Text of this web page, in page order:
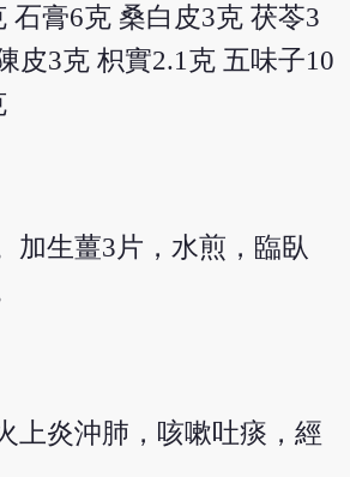
石膏6克 桑白皮3克 茯苓3
皮3克 枳實2.1克 五味子10
加生薑3片，水煎，臨臥
上炎沖肺，咳嗽吐痰，經